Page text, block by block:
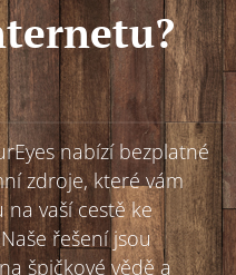
nabízí bezplatné
zdroje, které vám
vaší cestě ke
řešení jsou
špičkové vědě a